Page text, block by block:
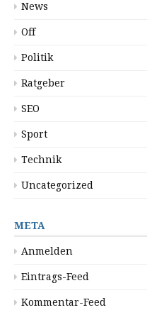
News
Off
Politik
Ratgeber
SEO
Sport
Technik
Uncategorized
META
Anmelden
Eintrags-Feed
Kommentar-Feed